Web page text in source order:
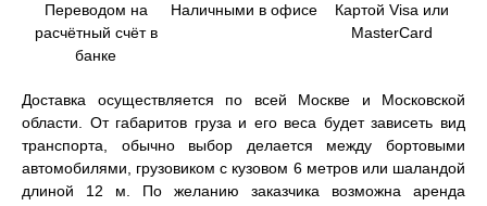
Переводом на
расчётный счёт в
банке
Наличными в офисе
Картой Visa или
MasterCard
Доставка осуществляется по всей Москве и Московской
области. От габаритов груза и его веса будет зависеть вид
транспорта, обычно выбор делается между бортовыми
автомобилями, грузовиком с кузовом 6 метров или шаландой
длиной 12 м. По желанию заказчика возможна аренда